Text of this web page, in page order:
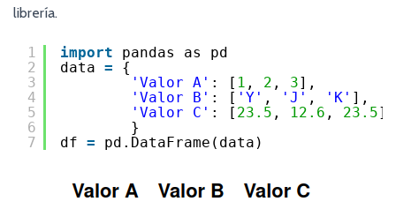
librería.
1
2
3
4
5
6
7
import
pandas as pd
data =
{
'Valor A' : [ 1 , 2 , 3],
'Valor B' : [ 'Y' , 'J' , 'K' ],
'Valor C' : [ 23.5 , 12.6 , 23.5]
}
df = pd.DataFrame(data)